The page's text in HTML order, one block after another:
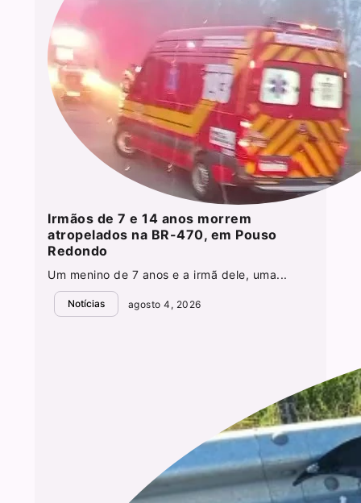
Irmãos de 7 e 14 anos morrem
atropelados na BR-470, em Pouso
Redondo
Um menino de 7 anos e a irmã dele, uma...
Notícias agosto 4, 2026